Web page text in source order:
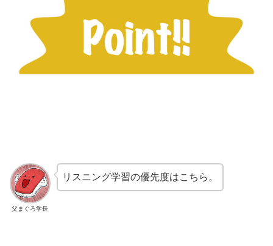
父まぐろ学長
リスニング学習の優先度はこちら。